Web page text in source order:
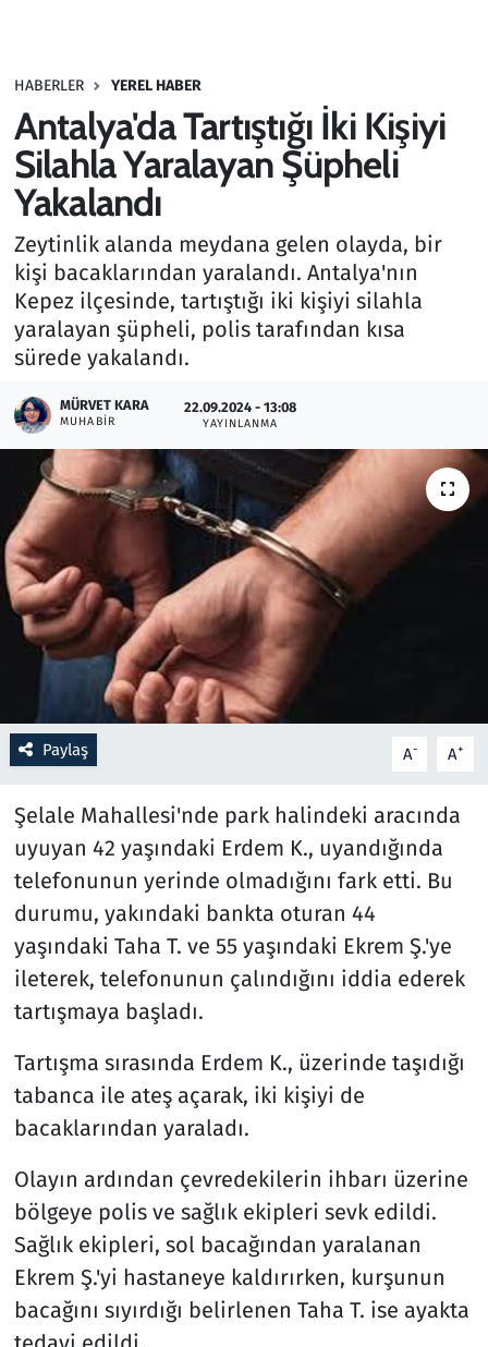
HABERLER YEREL HABER
Antalya'da Tartıştığı İki Kişiyi
Silahla Yaralayan Şüpheli
Yakalandı
Zeytinlik alanda meydana gelen olayda, bir
kişi bacaklarından yaralandı. Antalya'nın
Kepez ilçesinde, tartıştığı iki kişiyi silahla
yaralayan şüpheli, polis tarafından kısa
sürede yakalandı.
MÜRVET KARA
MUHABIR
22.09.2024 - 13:08
YAYINLANMA
Paylaş A- A+
Şelale Mahallesi'nde park halindeki aracında
uyuyan 42 yaşındaki Erdem K., uyandığında
telefonunun yerinde olmadığını fark etti. Bu
durumu, yakındaki bankta oturan 44
yaşındaki Taha T. ve 55 yaşındaki Ekrem Ş.'ye
ileterek, telefonunun çalındığını iddia ederek
tartışmaya başladı.
Tartışma sırasında Erdem K., üzerinde taşıdığı
tabanca ile ateş açarak, iki kişiyi de
bacaklarından yaraladı.
Olayın ardından çevredekilerin ihbarı üzerine
bölgeye polis ve sağlık ekipleri sevk edildi.
Sağlık ekipleri, sol bacağından yaralanan
Ekrem Ş.'yi hastaneye kaldırırken, kurşunun
bacağını sıyırdığı belirlenen Taha T. ise ayakta
Haber
Kültür Sanat
Kurumsal Haberler
Lezzet Durağı
Memur ve Kamu
Otomobil
Oyun
Ramazan
Rüya Tabirleri
Sağlık
Savunma Sanayi
Seçim 2023
Spor
Teknoloji ve Bilim
Televizyon